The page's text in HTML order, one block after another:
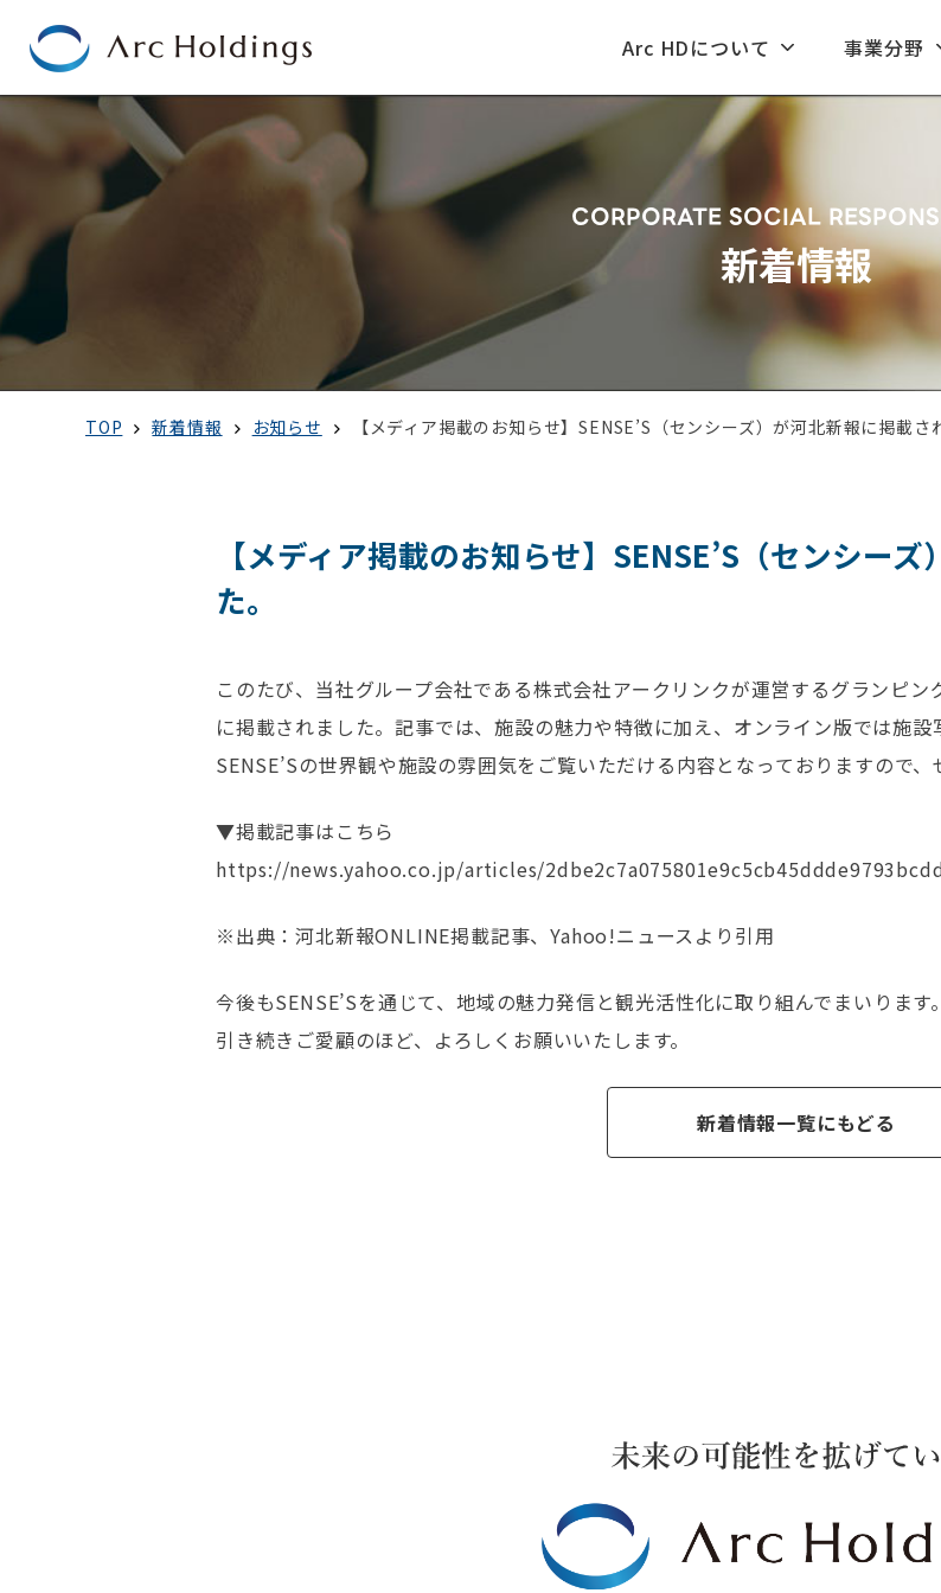
Arc HDについて 事業分野
CORPORATE SOCIAL
新着情報
TOP 新着情報 お知らせ 【メディア掲載のお知らせ】SENSE’S（センシーズ）が河北新報に掲載さ
【メディア掲載のお知らせ】SENSE’S（センシー
た。
このたび、当社グループ会社である株式会社アークリンクが運営するグランピン
に掲載されました。記事では、施設の魅力や特徴に加え、オンライン版では施設
SENSE’Sの世界観や施設の雰囲気をご覧いただける内容となっておりますので、
▼掲載記事はこちら
https://news.yahoo.co.jp/articles/
※出典：河北新報ONLINE掲載記事、Yahoo!ニュースより引用
今後もSENSE’Sを通じて、地域の魅力発信と観光活性化に取り組んでまいります。
引き続きご愛顧のほど、よろしくお願いいたします。
新着情報一覧にもどる